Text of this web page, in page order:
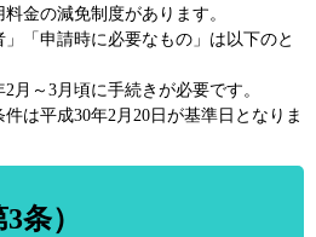
金の減免制度があります。
「申請時に必要なもの」は以下のと
～3月頃に手続きが必要です。
は平成30年2月20日が基準日となりま
条）